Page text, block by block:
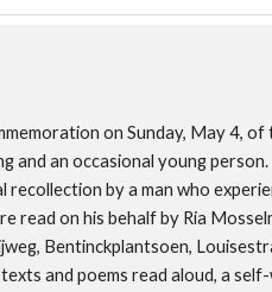
on Sunday, May 4,
and an occasional young
recollection by a man who
read on his behalf by Ria
Bentinckplantsoen,
and poems read aloud, a